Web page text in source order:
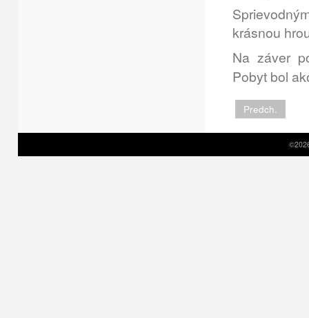
krásnou
Na záver
Pobyt bol
Predch.